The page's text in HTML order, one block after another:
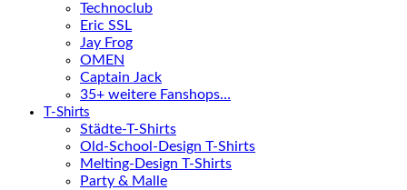
Technoclub
Eric SSL
Jay Frog
OMEN
Captain Jack
35+ weitere Fanshops…
T-Shirts
Städte-T-Shirts
Old-School-Design T-Shirts
Melting-Design T-Shirts
Party & Malle